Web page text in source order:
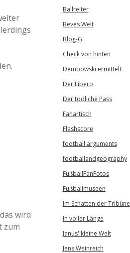
wird
zum
Ballreiter
Beves Welt
Blog-G
Check von hinten
Dembowski ermittelt
Der Libero
Der tödliche Pass
Fanartisch
Flashscore
football arguments
footballandgeography
FußballFanFotos
Fußballmuseen
Im Schatten der Tribüne
In voller Länge
Janus' kleine Welt
Jens Weinreich